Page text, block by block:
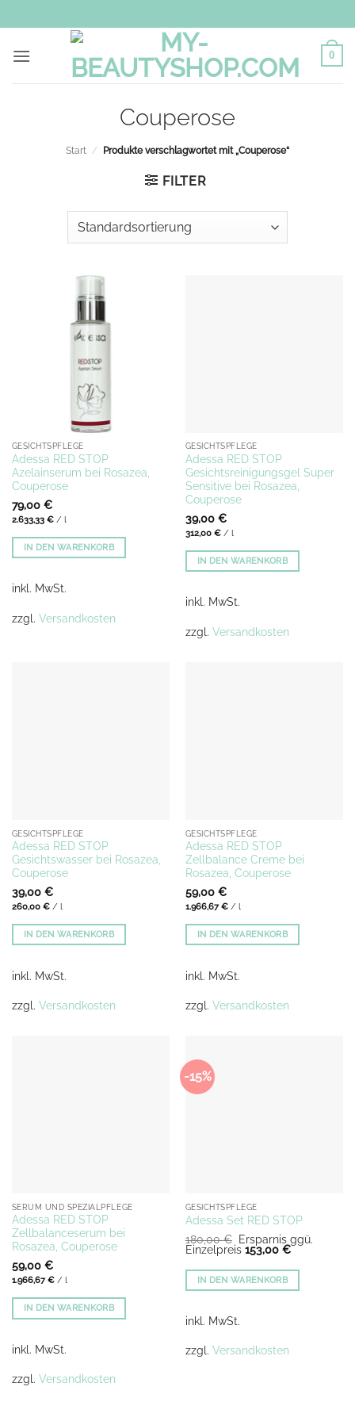
Inhalt
springen
0
Couperose
Start / Produkte verschlagwortet mit „Couperose“
FILTER
GESICHTSPFLEGE
Adessa RED STOP
Azelainserum bei Rosazea,
Couperose
79,00 €
2.633,33 €/ l
IN DEN WARENKORB
inkl. MwSt.
zzgl. Versandkosten
GESICHTSPFLEGE
Adessa RED STOP
Gesichtsreinigungsgel Super
Sensitive bei Rosazea,
Couperose
39,00 €
312,00 €/ l
IN DEN WARENKORB
inkl. MwSt.
zzgl. Versandkosten
GESICHTSPFLEGE
Adessa RED STOP
Gesichtswasser bei Rosazea,
Couperose
39,00 €
260,00 €/ l
IN DEN WARENKORB
inkl. MwSt.
zzgl. Versandkosten
GESICHTSPFLEGE
Adessa RED STOP
Zellbalance Creme bei
Rosazea, Couperose
59,00 €
1.966,67€/ l
IN DEN WARENKORB
inkl. MwSt.
zzgl. Versandkosten
SERUM UND SPEZIALPFLEGE
Adessa RED STOP
Zellbalanceserum bei
Rosazea, Couperose
59,00 €
1.966,67€/ l
IN DEN WARENKORB
inkl. MwSt.
zzgl. Versandkosten
-15%
GESICHTSPFLEGE
Adessa Set RED STOP
180,00€ Ursprünglicher
Preis
war:
180,00 €
Ersparnis ggü.
Einzelpreis 153,00 €Aktueller
ist:
IN DEN WARENKORB
inkl. MwSt.
zzgl. Versandkosten